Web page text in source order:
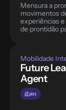
Mensura a
movimentos
experiências
de prontidão
Mobilidade
Future
Agent
RH